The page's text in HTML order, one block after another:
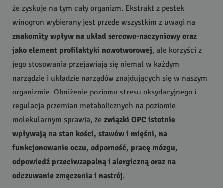
że zyskuje na tym cały organizm. Ekstrakt z pestek
winogron wybierany jest przede wszystkim z uwagi na
znakomity wpływ na układ sercowo-naczyniowy oraz
jako element profilaktyki nowotworowej, ale korzyści z
jego stosowania przejawiają się niemal w każdym
narządzie i układzie narządów znajdujących się w naszym
organizmie. Obniżenie poziomu stresu oksydacyjnego i
regulacja przemian metabolicznych na poziomie
molekularnym sprawia, że związki OPC istotnie
wpływają na stan kości, stawów i mięśni, na
funkcjonowanie oczu, odporność, pracę mózgu,
odpowiedź przeciwzapalną i alergiczną oraz na
odczuwanie zmęczenia i nastrój.